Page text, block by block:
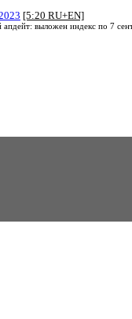
[5:20 RU+EN]
апдейт: выложен индекс по 7